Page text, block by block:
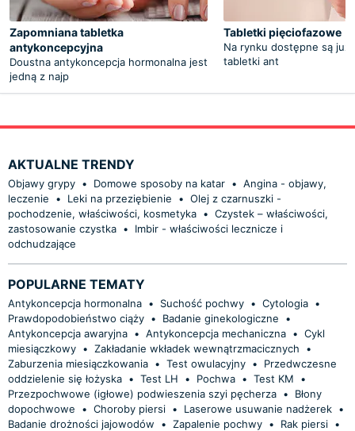
Zapomniana tabletka
antykoncepcyjna
Doustna antykoncepcja hormonalna jest
jedną z najp
Tabletki pięciofazowe
Na rynku dostępne są już
tabletki ant
AKTUALNE TRENDY
Objawy grypy • Domowe sposoby na katar • Angina - objawy,
leczenie
• Leki na przeziębienie • Olej z czarnuszki -
pochodzenie, właściwości, kosmetyka • Czystek – właściwości,
zastosowanie czystka •
Imbir - właściwości lecznicze i
odchudzające
POPULARNE TEMATY
Antykoncepcja hormonalna • Suchość pochwy • Cytologia •
Prawdopodobieństwo ciąży • Badanie ginekologiczne
•
Antykoncepcja awaryjna • Antykoncepcja mechaniczna • Cykl
miesiączkowy • Zakładanie wkładek wewnątrzmacicznych
•
Zaburzenia miesiączkowania • Test owulacyjny •
Przedwczesne
oddzielenie się łożyska • Test LH • Pochwa • Test KM
•
Przezpochwowe (igłowe) podwieszenia szyi pęcherza •
Błony
dopochwowe
• Choroby piersi • Laserowe usuwanie nadżerek •
Badanie drożności jajowodów
• Zapalenie pochwy • Rak piersi •